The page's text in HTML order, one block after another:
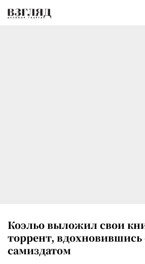
Коэльо выложил свои
торрент, вдохновившись
самиздатом